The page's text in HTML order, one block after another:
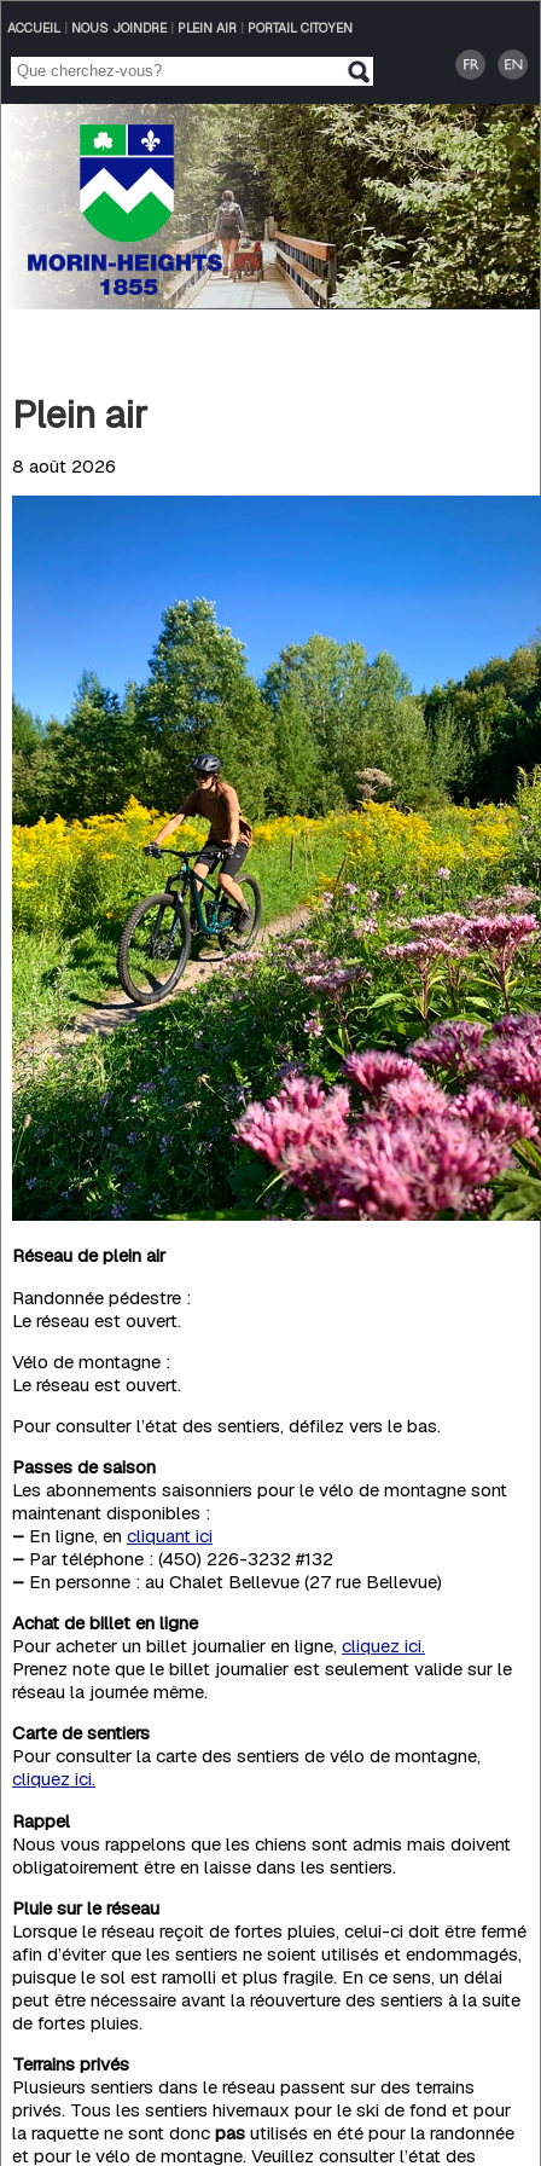
ACCUEIL| NOUS JOINDRE| PLEIN AIR| PORTAIL CITOYEN
Plein air
8 août 2026
Réseau de plein air
Randonnée pédestre :
Le réseau est ouvert.
Vélo de montagne :
Le réseau est ouvert.
Pour consulter l’état des sentiers, défilez vers le bas.
Passes de saison
Les abonnements saisonniers pour le vélo de montagne sont
maintenant disponibles :
–En ligne, en cliquant ici
–Par téléphone : (450) 226-3232 #132
–En personne : au Chalet Bellevue (27 rue Bellevue)
Achat de billet en ligne
Pour acheter un billet journalier en ligne, cliquez ici.
Prenez note que le billet journalier est seulement valide sur le
réseau la journée même.
Carte de sentiers
Pour consulter la carte des sentiers de vélo de montagne,
cliquez ici.
Rappel
Nous vous rappelons que les chiens sont admis mais doivent
obligatoirement être en laisse dans les sentiers.
Pluie sur le réseau
Lorsque le réseau reçoit de fortes pluies, celui-ci doit être fermé
afin d’éviter que les sentiers ne soient utilisés et endommagés,
puisque le sol est ramolli et plus fragile. En ce sens, un délai
peut être nécessaire avant la réouverture des sentiers à la suite
de fortes pluies.
Terrains privés
Plusieurs sentiers dans le réseau passent sur des terrains
privés. Tous les sentiers hivernaux pour le ski de fond et pour
la raquette ne sont donc pasutilisés en été pour la randonnée
et pour le vélo de montagne. Veuillez consulter l’état des